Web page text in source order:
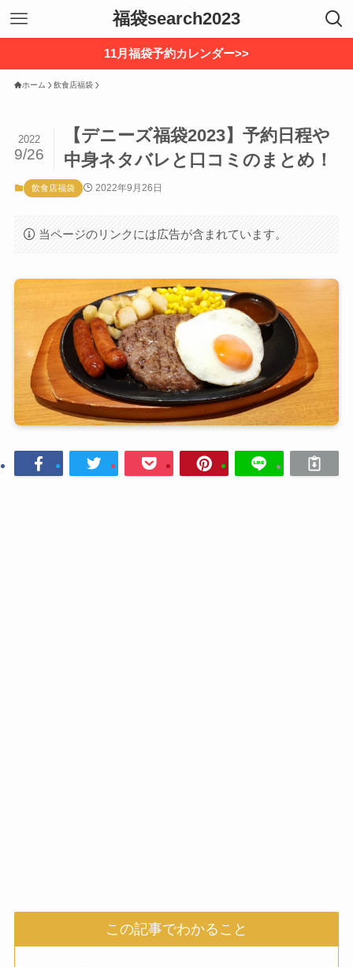
福袋search2023
11月福袋予約カレンダー>>
ホーム 飲食店福袋
【デニーズ福袋2023】予約日程や
中身ネタバレと口コミのまとめ！
2022
9/26
飲食店福袋 2022年9月26日
当ページのリンクには広告が含まれています。
この記事でわかること